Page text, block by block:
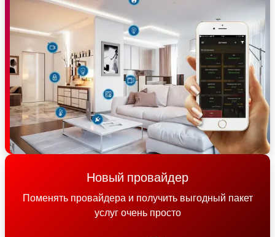
Новый провайдер
Поменять провайдера и получить выгодный пакет
услуг очень просто